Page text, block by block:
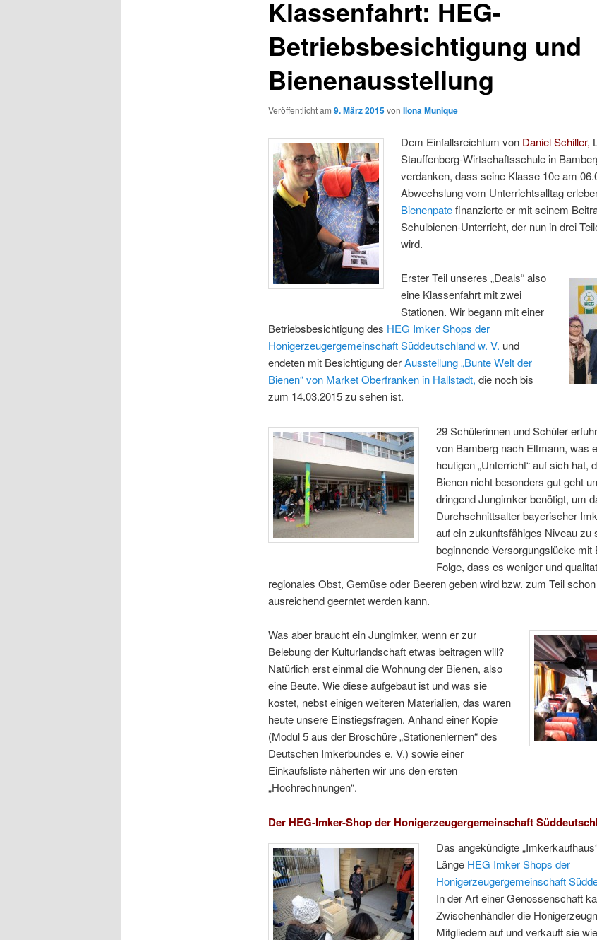
Klassenfahrt: HEG-
Betriebsbesichtigung und
Bienenausstellung
Veröffentlicht am 9. März 2015von Ilona Munique
Dem Einfallsreichtum von Daniel Schiller,
Stauffenberg-Wirtschaftsschule in
verdanken, dass seine Klasse 10e am
Abwechslung vom Unterrichtsalltag
Bienenpatefinanzierte er mit seinem
Schulbienen-Unterricht, der nun in drei
wird.
Erster Teil unseres „Deals“ also
eine Klassenfahrt mit zwei
Stationen. Wir begann mit einer
Betriebsbesichtigung des HEG Imker Shops der
Honigerzeugergemeinschaft Süddeutschland w. V. und
endeten mit Besichtigung derAusstellung „Bunte Welt der
Bienen“ von Market Oberfranken in Hallstadt, die noch bis
zum 14.03.2015 zu sehen ist.
29 Schülerinnen und Schüler
von Bamberg nach Eltmann, was
heutigen „Unterricht“ auf sich hat,
Bienen nicht besonders gut geht
dringend Jungimker benötigt, um
Durchschnittsalter bayerischer
auf ein zukunftsfähiges Niveau zu
beginnende Versorgungslücke mit
Folge, dass es weniger und
regionales Obst, Gemüse oder Beeren geben wird bzw. zum Teil
ausreichend geerntet werden kann.
Was aber braucht ein Jungimker, wenn er zur
Belebung der Kulturlandschaft etwas beitragen will?
Natürlich erst einmal die Wohnung der Bienen, also
eine Beute. Wie diese aufgebaut ist und was sie
kostet, nebst einigen weiteren Materialien, das waren
heute unsere Einstiegsfragen. Anhand einer Kopie
(Modul 5 aus der Broschüre „Stationenlernen“ des
Deutschen Imkerbundes e. V.) sowie einer
Einkaufsliste näherten wir uns den ersten
„Hochrechnungen“.
Der HEG-Imker-Shop der Honigerzeugergemeinschaft
Das angekündigte
Länge HEG Imker Shops der
Honigerzeugergemeinschaft
In der Art einer Genossenschaft
Zwischenhändler die
Mitgliedern auf und verkauft sie